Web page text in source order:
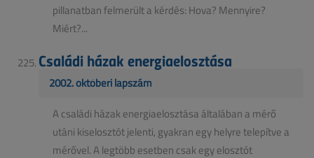
pillanatban felmerült a kérdés: Hova? Mennyire?
Miért?...
Családi házak energiaelosztása
2002. októberi lapszám
A családi házak energiaelosztása általában a mérő
utáni kiselosztót jelenti, gyakran egy helyre telepítve a
mérővel. A legtöbb esetben csak egy elosztót